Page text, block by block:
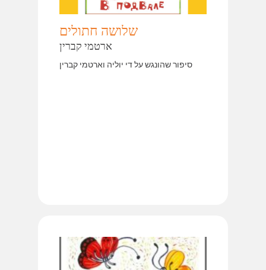
שלושה חתולים
ארטמי קברין
סיפור שהונגש על די יוליה וארטמי קברין